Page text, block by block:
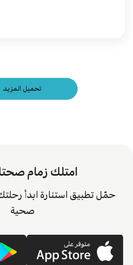
تحميل المزيد
امتلك زمام
حمّل تطبيق استنارة ابدأ
صحية